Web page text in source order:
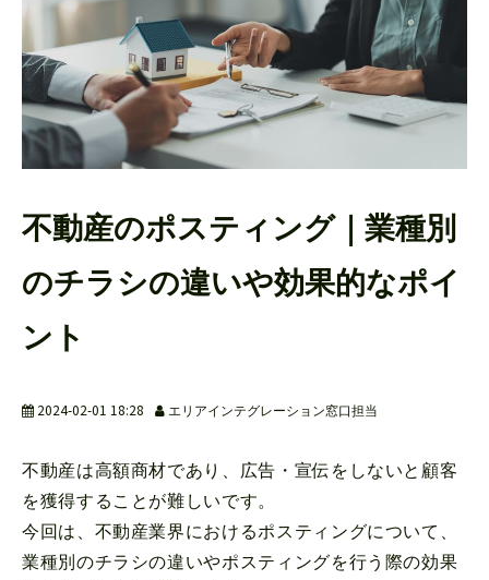
料金
導入事例
ブログ
よくあるご質問
不動産のポスティング｜業種別
のチラシの違いや効果的なポイ
ント
2024-02-01 18:28 エリアインテグレーション窓口担当
不動産は高額商材であり、広告・宣伝をしないと顧客
を獲得することが難しいです。
今回は、不動産業界におけるポスティングについて、
業種別のチラシの違いやポスティングを行う際の効果